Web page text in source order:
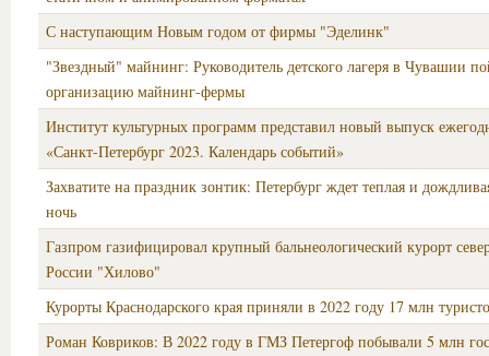
С наступающим Новым годом от фирмы "Эделинк"
"Звездный" майнинг: Руководитель детского лагеря в Чувашии
организацию майнинг-фермы
Институт культурных программ представил новый выпуск
«Санкт-Петербург 2023. Календарь событий»
Захватите на праздник зонтик: Петербург ждет теплая и
ночь
Газпром газифицировал крупный бальнеологический курорт
России "Хилово"
Курорты Краснодарского края приняли в 2022 году 17 млн
Роман Ковриков: В 2022 году в ГМЗ Петергоф побывали 5 млн